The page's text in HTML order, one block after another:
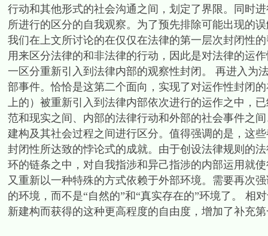
行动和其他形式的社会沟通之间，划定了界限。同时
所进行的区分的自我观察。为了预先排除可能出现的
我们在上文所讨论的在仅仅在法律的第一层次封闭性
用来区分法律的和非法律的行动，因此是对法律的运
一区分重新引入到法律内部的观察性封闭。 再进入为
部事件。恰恰是这第二个面向，实现了对运作性封闭
上的）被重新引入到法律内部依次进行的运作之中，
范和现实之间、内部的法律行动和外部的社会事件之
建构及其社会过程之间进行区分。值得强调的是，这
封闭性所达致的悖论式的成就。由于创设法律规则的
环的链条之中，对自我指涉和异己指涉的内部运用就
又重新以一种特殊的方式依赖于外部环境。需要再次
的环境，而不是“自然的”和“真实存在的”环境了。 相
新建构而获得的这种更高程度的自由度，增加了补充